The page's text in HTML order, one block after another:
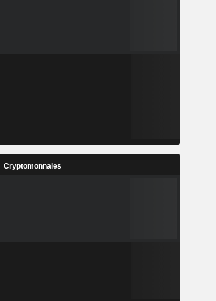
Cryptomonnaies